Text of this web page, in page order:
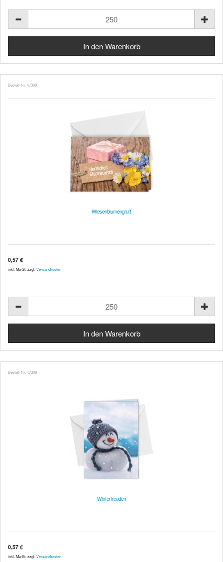
Bestell-Nr. 47309
Wiesenblumengruß
0,57 €
inkl. MwSt. zzgl. Versandkosten
Bestell-Nr. 47308
Winterfreuden
0,57 €
inkl. MwSt. zzgl. Versandkosten